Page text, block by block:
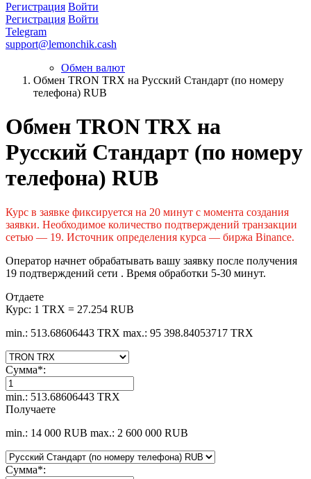
Регистрация Войти
Регистрация Войти
Telegram
support@lemonchik.cash
Обмен валют
Обмен TRON TRX на Русский Стандарт (по номеру
телефона) RUB
Обмен TRON TRX на
Русский Стандарт (по номеру
телефона) RUB
Курс в заявке фиксируется на 20 минут с момента создания
заявки. Необходимое количество подтверждений транзакции
сетью — 19. Источник определения курса — биржа Binance.
Оператор начнет обрабатывать вашу заявку после получения
19 подтверждений сети . Время обработки 5-30 минут.
Отдаете
Курс: 1 TRX = 27.254 RUB
min.: 513.68606443 TRX max.: 95 398.84053717 TRX
Сумма*:
min.: 513.68606443 TRX
Получаете
min.: 14 000 RUB max.: 2 600 000 RUB
Сумма*: